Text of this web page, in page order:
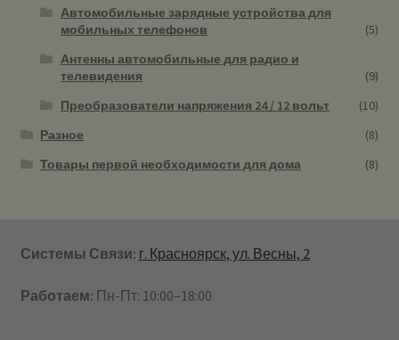
Автомобильные зарядные устройства для
мобильных телефонов
(5)
Антенны автомобильные для радио и
телевидения
(9)
Преобразователи напряжения 24 / 12 вольт
(10)
Разное
(8)
Товары первой необходимости для дома
(8)
Системы Связи: г. Красноярск, ул. Весны, 2
Работаем: Пн-Пт: 10:00–18:00